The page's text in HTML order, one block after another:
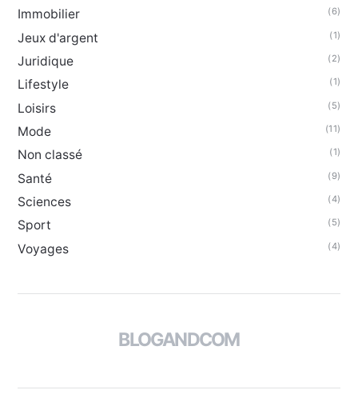
Immobilier (6)
Jeux d'argent (1)
Juridique (2)
Lifestyle (1)
Loisirs (5)
Mode (11)
Non classé (1)
Santé (9)
Sciences (4)
Sport (5)
Voyages (4)
BLOGANDCOM